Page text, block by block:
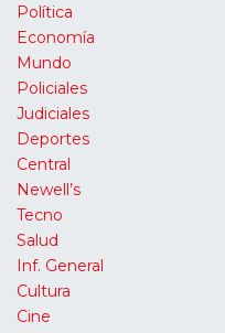
Política
Economía
Mundo
Policiales
Judiciales
Deportes
Central
Newell’s
Tecno
Salud
Inf. General
Cultura
Cine